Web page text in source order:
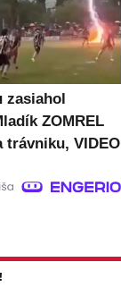
zasiahol
ZOMREL
trávniku, VIDEO